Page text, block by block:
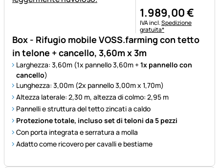
Box - Rifugio mobile VOSS.farming con tetto
in telone + cancello, 3,60m x 3m
Larghezza: 3,60m (1x pannello 3,60m +1x pannello con
cancello)
Lunghezza: 3,00m (2x pannello 3,00m x 1,70m)
Altezza laterale: 2,30 m, altezza di colmo: 2,95 m
Pannelli e struttura del tetto zincati a caldo
Protezione totale, incluso set di teloni da 5 pezzi
Con porta integrata e serratura a molla
Adatto come ricovero per cavalli e bestiame
1.989,00€
Informazioni fiscali:
IVA incl.Spedizione
gratuita*